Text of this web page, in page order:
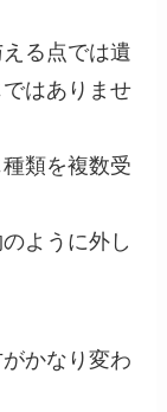
る点では遺
はありませ
類を複数受
ように外し
かなり変わ